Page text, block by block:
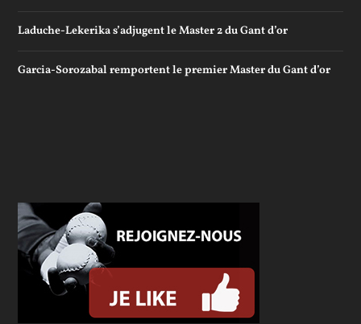
Laduche-Lekerika s’adjugent le Master 2 du Gant d’or
Garcia-Sorozabal remportent le premier Master du Gant d’or